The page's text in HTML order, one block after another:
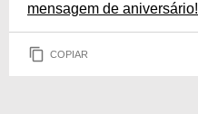
mensagem de aniversário!
COPIAR